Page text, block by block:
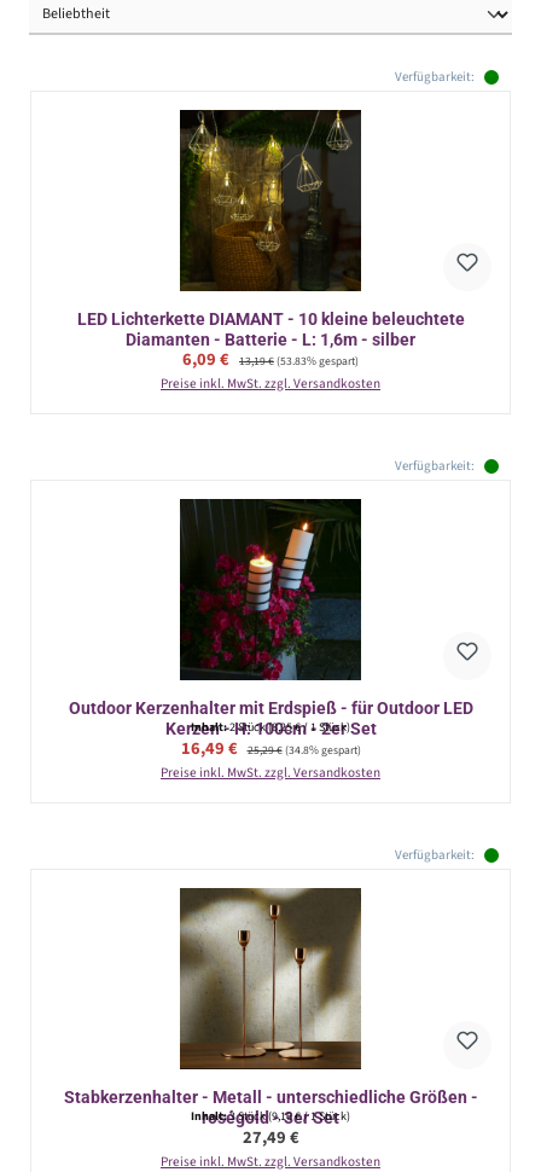
Verfügbarkeit:
LED Lichterkette DIAMANT - 10 kleine beleuchtete
Diamanten - Batterie - L: 1,6m - silber
Verkaufspreis:
6,09 € Regulärer Preis:
13,19 €(53.83% gespart)
Preise inkl. MwSt. zzgl. Versandkosten
Verfügbarkeit:
Outdoor Kerzenhalter mit Erdspieß - für Outdoor LED
Kerzen - H: 100cm - 2er Set
Inhalt:2 Stück(8,25 € / 1 Stück)
Verkaufspreis:
16,49 € Regulärer Preis:
25,29 €(34.8% gespart)
Preise inkl. MwSt. zzgl. Versandkosten
Verfügbarkeit:
Stabkerzenhalter - Metall - unterschiedliche Größen -
roségold - 3er Set
Inhalt:3 Stück(9,16 € / 1 Stück)
Regulärer Preis:
27,49 €
Preise inkl. MwSt. zzgl. Versandkosten